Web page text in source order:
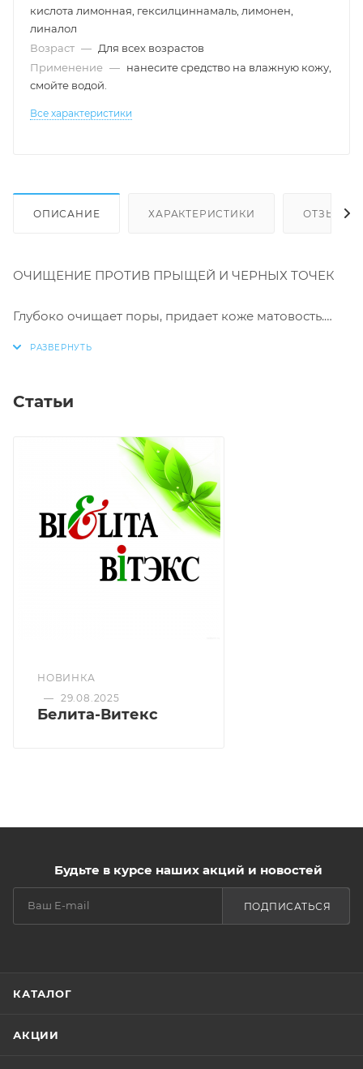
кислота лимонная, гексилциннамаль, лимонен,
линалол
Возраст — Для всех возрастов
Применение — нанесите средство на влажную кожу,
смойте водой.
Все характеристики
ОПИСАНИЕ ХАРАКТЕРИСТИКИ ОТЗЫВЫ
ОЧИЩЕНИЕ ПРОТИВ ПРЫЩЕЙ И ЧЕРНЫХ ТОЧЕК
Глубоко очищает поры, придает коже матовость.
Статьи
НОВИНКА
— 29.08.2025
Белита-Витекс
Будьте в курсе наших акций и новостей
ПОДПИСАТЬСЯ
КАТАЛОГ
АКЦИИ